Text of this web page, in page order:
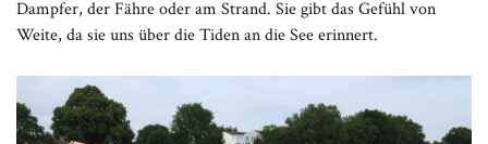
Dampfer, der Fähre oder am Strand. Sie gibt das Gefühl von
Weite, da sie uns über die Tiden an die See erinnert.